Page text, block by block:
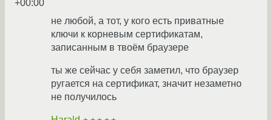
+00:00
не любой, а тот, у кого есть приватные
ключи к корневым сертификатам,
записанным в твоём браузере
ты же сейчас у себя заметил, что браузер
ругается на сертификат, значит незаметно
не получилось